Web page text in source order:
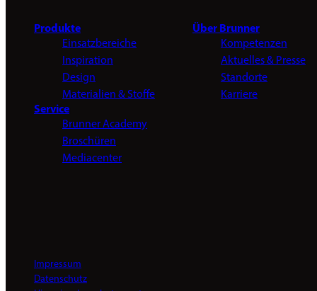
Produkte
Einsatzbereiche
Inspiration
Design
Materialien & Stoffe
Über Brunner
Kompetenzen
Aktuelles & Presse
Standorte
Karriere
Service
Brunner Academy
Broschüren
Mediacenter
Impressum
Datenschutz